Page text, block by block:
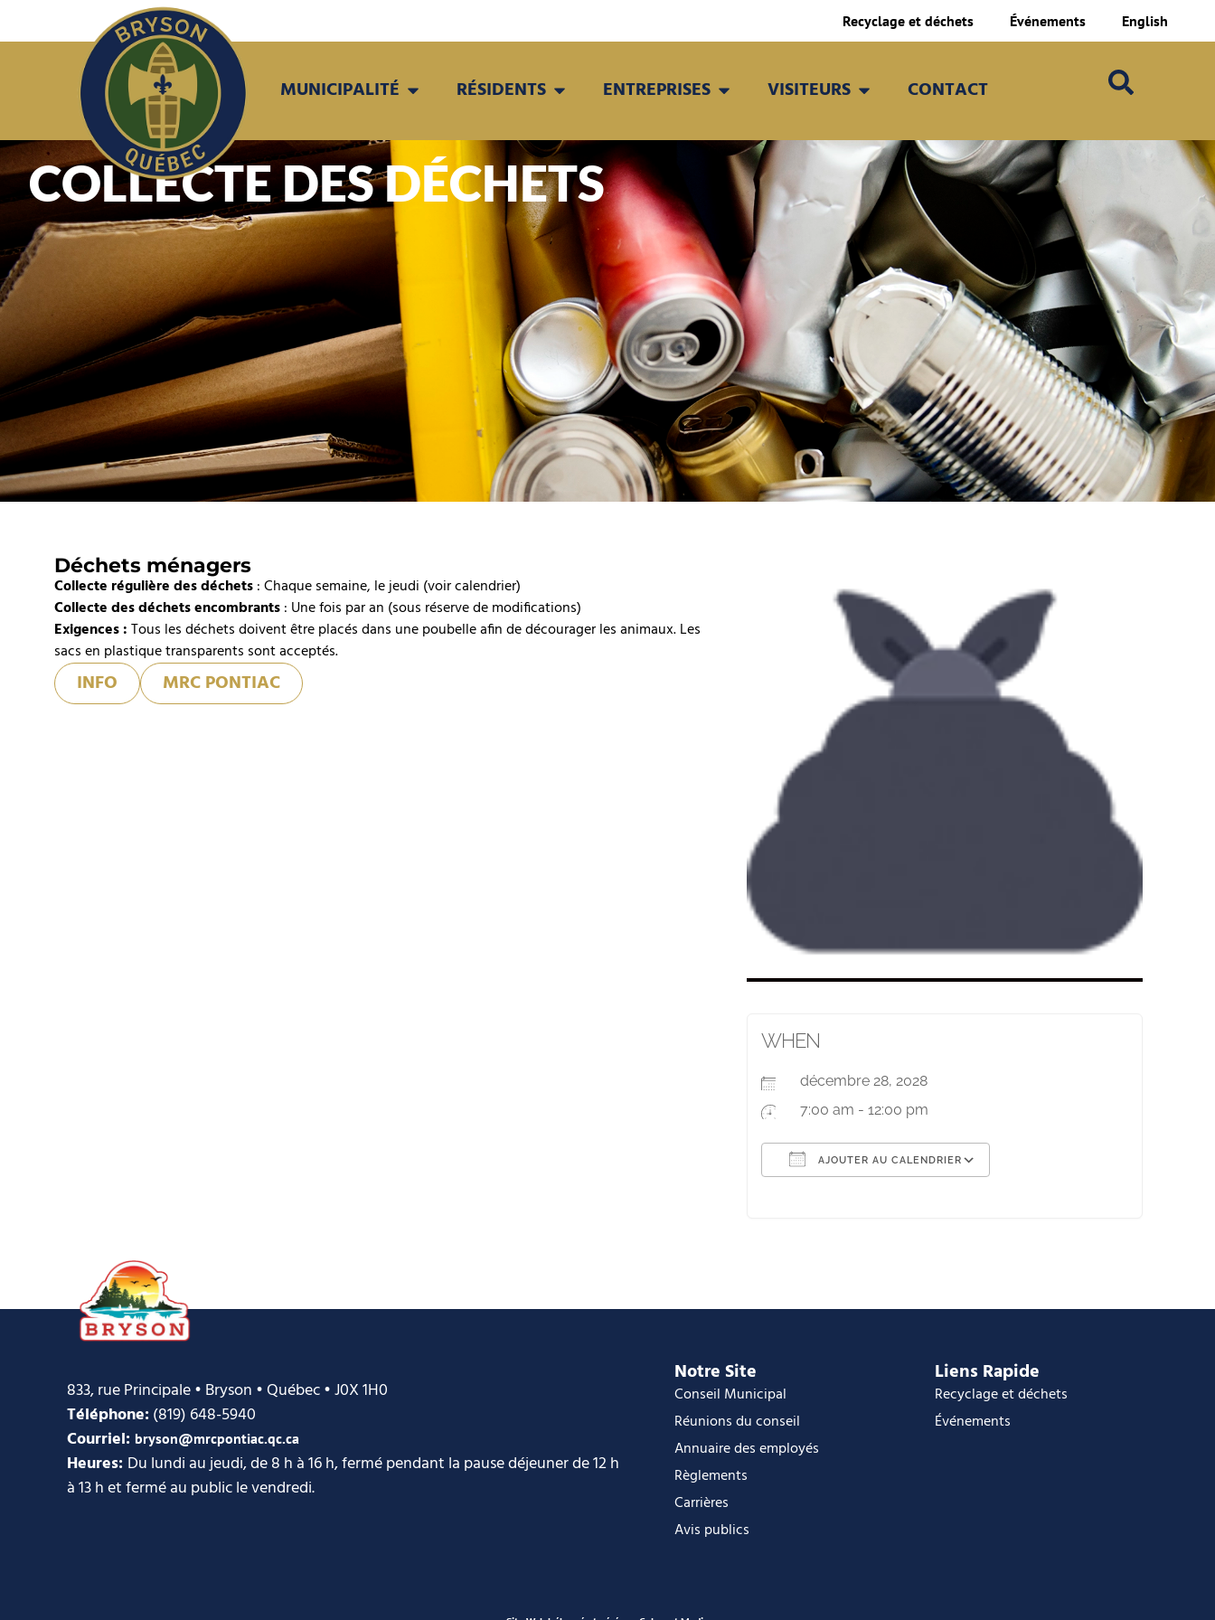
Recyclage et déchets Événements English
MUNICIPALITÉ RÉSIDENTS ENTREPRISES VISITEURS CONTACT
COLLECTE DES DÉCHETS
Déchets ménagers
Collecte régulière des déchets: Chaque semaine, le jeudi (voir calendrier)
Collecte des déchets encombrants: Une fois par an (sous réserve de modifications)
Exigences :Tous les déchets doivent être placés dans une poubelle afin de décourager les animaux. Les
sacs en plastique transparents sont acceptés.
INFO MRC PONTIAC
WHEN
décembre 28, 2028
7:00 am - 12:00 pm
AJOUTER AU CALENDRIER
833, rue Principale • Bryson • Québec • J0X 1H0
Téléphone:(819) 648-5940
Courriel: bryson@mrcpontiac.qc.ca
Heures: Du lundi au jeudi, de 8 h à 16 h, fermé pendant la pause déjeuner de 12 h
à 13 h et fermé au public le vendredi.
Notre Site
Conseil Municipal
Réunions du conseil
Annuaire des employés
Règlements
Carrières
Avis publics
Liens Rapide
Recyclage et déchets
Événements